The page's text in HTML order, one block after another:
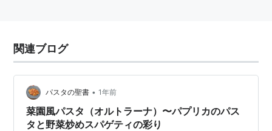
関連ブログ
パスタの聖書 • 1年前
菜園風パスタ（オルトラーナ）〜パプリカのパス
タと野菜炒めスパゲティの彩り